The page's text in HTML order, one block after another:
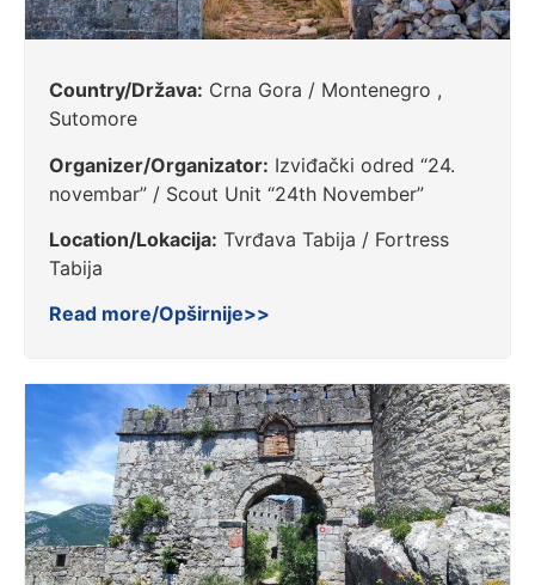
Country/Država: Crna Gora / Montenegro ,
Sutomore
Organizer/Organizator: Izviđački odred “24.
novembar” / Scout Unit “24th November”
Location/Lokacija: Tvrđava Tabija / Fortress
Tabija
Read more/Opširnije>>